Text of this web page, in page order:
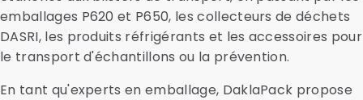
emballages P620 et P650, les collecteurs de déchets
DASRI, les produits réfrigérants et les accessoires pour
le transport d'échantillons ou la prévention.
En tant qu'experts en emballage, DaklaPack propose